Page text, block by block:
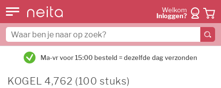
Welkom
Inloggen?
Ma-vr voor 15:00 besteld = dezelfde dag verzonden
KOGEL 4,762 (100 stuks)